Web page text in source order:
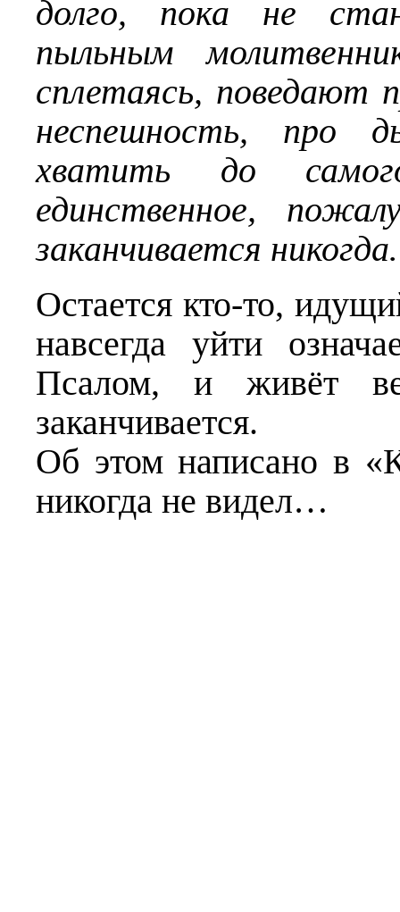
долго, пока не
пыльным
сплетаясь, поведают
неспешность, про
хватить до
единственное,
заканчивается
Остается кто-то,
навсегда уйти
Псалом, и живёт
заканчивается.
Об этом написано в
никогда не видел…